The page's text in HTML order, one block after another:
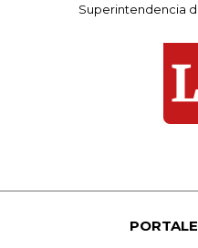
Superintendencia